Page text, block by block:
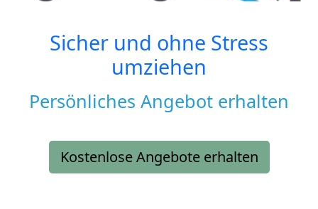
Sicher und ohne Stress
umziehen
Persönliches Angebot erhalten
Kostenlose Angebote erhalten